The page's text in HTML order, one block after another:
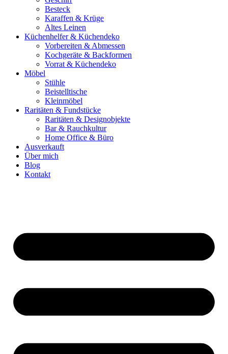
Besteck
Karaffen & Krüge
Altes Leinen
Küchenhelfer & Küchendeko
Vorbereiten & Abmessen
Kochgeräte & Backformen
Vorrat & Küchendeko
Möbel
Stühle
Beistelltische
Kleinmöbel
Raritäten & Fundstücke
Raritäten & Designobjekte
Bar & Rauchkultur
Home Office & Büro
Ausverkauft
Über mich
Blog
Kontakt